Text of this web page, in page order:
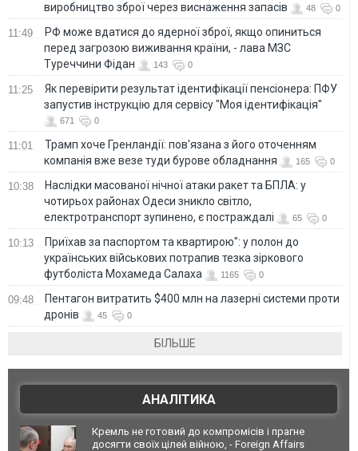
виробництво зброї через виснаження запасів 48 0
11:49
РФ може вдатися до ядерної зброї, якщо опиниться
перед загрозою виживання країни, - лава МЗС
Туреччини Фідан
143 0
11:25
Як перевірити результат ідентифікації пенсіонера: ПФУ
запустив інструкцію для сервісу "Моя ідентифікація"
671 0
11:01
Трамп хоче Гренландії: пов'язана з його оточенням
компанія вже везе туди бурове обладнання
165 0
10:38
Наслідки масованої нічної атаки ракет та БПЛА: у
чотирьох районах Одеси зникло світло,
електротранспорт зупинено, є постраждалі
65 0
10:13
Приїхав за паспортом та квартирою": у полон до
українських військових потрапив тезка зіркового
футболіста Мохамеда Салаха
1165 0
09:48
Пентагон витратить $400 млн на лазерні системи проти
дронів
45 0
БІЛЬШЕ
АНАЛІТИКА
Кремль не готовий до компромісів і прагне
досягти своїх цілей війною, - Foreign Affairs